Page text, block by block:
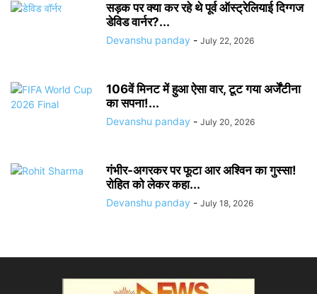
सड़क पर क्या कर रहे थे पूर्व ऑस्ट्रेलियाई दिग्गज
डेविड वार्नर?...
Devanshu panday - July 22, 2026
106वें मिनट में हुआ ऐसा वार, टूट गया अर्जेंटीना
का सपना!...
Devanshu panday - July 20, 2026
गंभीर-अगरकर पर फूटा आर अश्विन का गुस्सा!
रोहित को लेकर कहा...
Devanshu panday - July 18, 2026